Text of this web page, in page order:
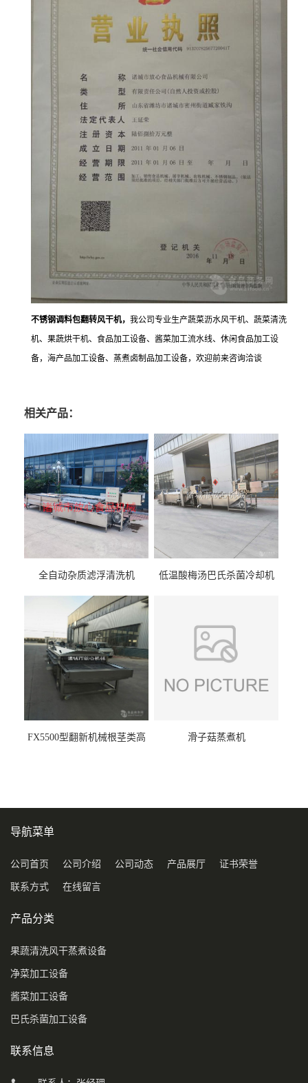
不锈钢调料包翻转风干机， 我公司专业生产蔬菜沥水风干机、蔬菜清洗
机、果蔬烘干机、食品加工设备、酱菜加工流水线、休闲食品加工设
备，海产品加工设备、蒸煮卤制品加工设备，欢迎前来咨询洽谈
相关产品：
全自动杂质滤浮清洗机 低温酸梅汤巴氏杀菌冷却机
FX5500型翻新机械根茎类高
滑子菇蒸煮机
导航菜单
公司首页 公司介绍 公司动态 产品展厅 证书荣誉
联系方式 在线留言
产品分类
果蔬清洗风干蒸煮设备
净菜加工设备
酱菜加工设备
巴氏杀菌加工设备
联系信息